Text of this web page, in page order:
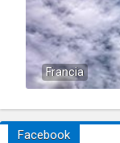
Francia
Facebook